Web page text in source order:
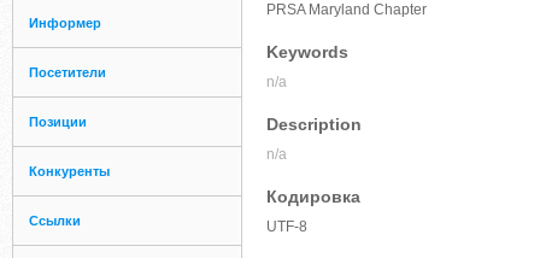
Информер
Посетители
Позиции
Конкуренты
Ссылки
PRSA Maryland Chapter
Keywords
n/a
Description
n/a
Кодировка
UTF-8